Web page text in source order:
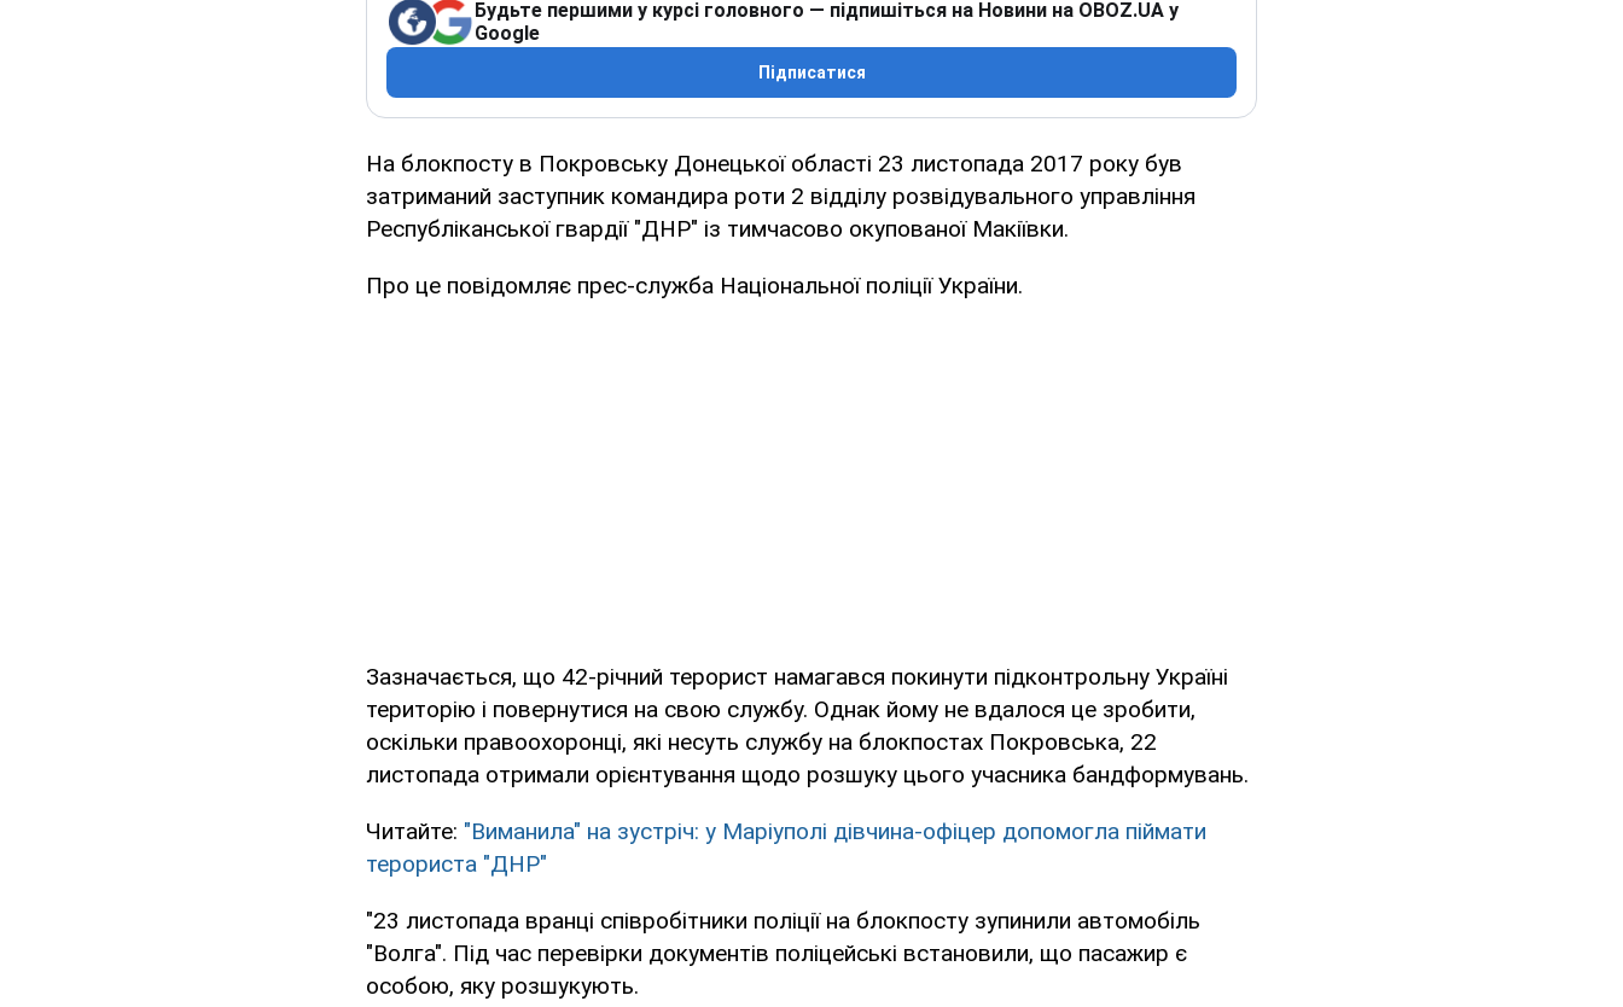
Будьте першими у курсі головного — підпишіться на Новини на OBOZ.UA у
Google
Підписатися
На блокпосту в Покровську Донецької області 23 листопада 2017 року був
затриманий заступник командира роти 2 відділу розвідувального управління
Республіканської гвардії "ДНР" із тимчасово окупованої Макіївки.
Про це повідомляє прес-служба Національної поліції України.
Зазначається, що 42-річний терорист намагався покинути підконтрольну Україні
територію і повернутися на свою службу. Однак йому не вдалося це зробити,
оскільки правоохоронці, які несуть службу на блокпостах Покровська, 22
листопада отримали орієнтування щодо розшуку цього учасника бандформувань.
Читайте: "Виманила" на зустріч: у Маріуполі дівчина-офіцер допомогла піймати
терориста "ДНР"
"23 листопада вранці співробітники поліції на блокпосту зупинили автомобіль
"Волга". Під час перевірки документів поліцейські встановили, що пасажир є
особою, яку розшукують.